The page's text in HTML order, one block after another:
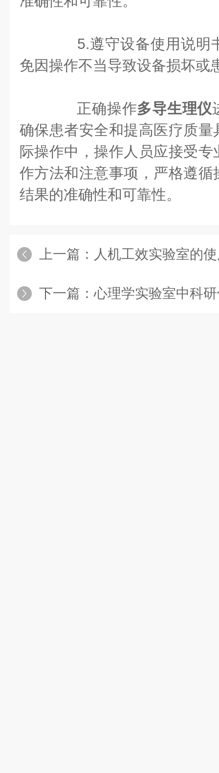
5.遵守设备使用说明
免因操作不当导致设备损坏或
正确操作多导生理仪
确保患者安全和提高医疗质
际操作中，操作人员应接受
作方法和注意事项，严格遵
结果的准确性和可靠性。
上一篇： 人机工效实验室的
下一篇：心理学实验室中科研伦